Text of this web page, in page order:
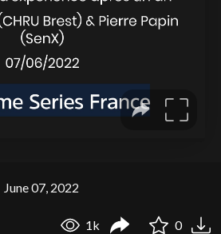
June 07, 2022
1k 0